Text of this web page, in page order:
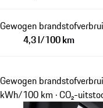
Gewogen
4,3 l/100 km
Gewogen
kWh/100 km · CO₂-